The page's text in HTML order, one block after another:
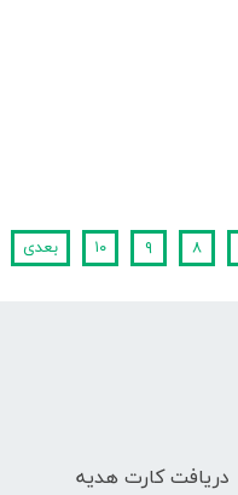
۸ ۹ ۱۰ بعدی
دریافت کارت هدیه